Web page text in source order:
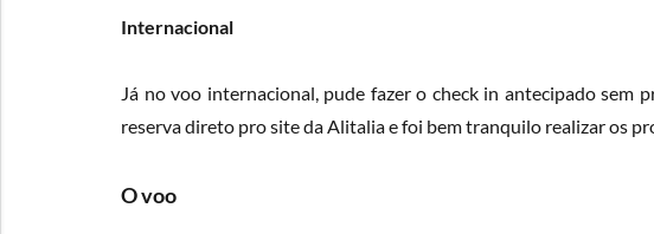
Internacional
Já no voo internacional, pude fazer o check in antecipado sem
reserva direto pro site da Alitalia e foi bem tranquilo realizar os
O voo